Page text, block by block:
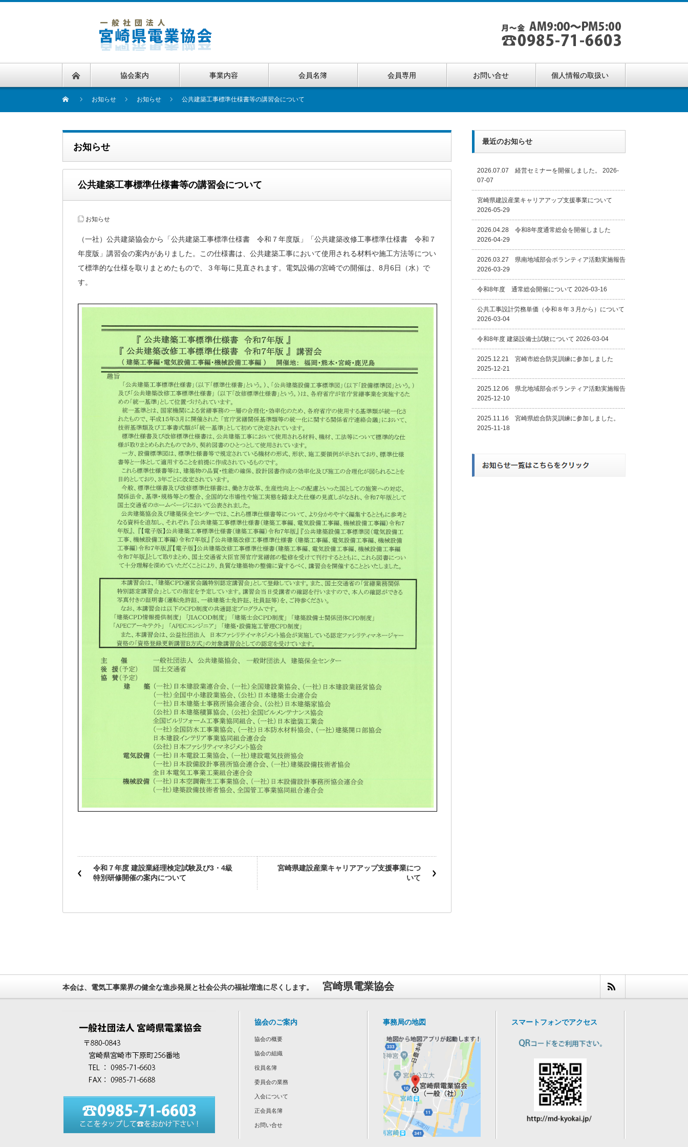
協会案内 事業内容 会員名簿 会員専用 お問い合せ 個人情報の取扱い
お知らせ お知らせ 公共建築工事標準仕様書等の講習会について
お知らせ
公共建築工事標準仕様書等の講習会について
お知らせ
（一社）公共建築協会から「公共建築工事標準仕様書 令和７年度版」「公共建築改修工事標準仕様書 令和７
年度版」講習会の案内がありました。この仕様書は、公共建築工事において使用される材料や施工方法等につい
て標準的な仕様を取りまとめたもので、３年毎に見直されます。電気設備の宮崎での開催は、8月6日（水）で
す。
令和７年度 建設業経理検定試験及び3・4級
特別研修開催の案内について
宮崎県建設産業キャリアアップ支援事業につ
いて
最近のお知らせ
2026.07.07 経営セミナーを開催しました。
2026-
07-07
宮崎県建設産業キャリアアップ支援事業について
2026-05-29
2026.04.28 令和8年度通常総会を開催しました
2026-04-29
2026.03.27 県南地域部会ボランティア活動実施報告
2026-03-29
令和8年度 通常総会開催について 2026-03-16
公共工事設計労務単価（令和８年３月から）について
2026-03-04
令和8年度 建築設備士試験について 2026-03-04
2025.12.21 宮崎市総合防災訓練に参加しました
2025-12-21
2025.12.06 県北地域部会ボランティア活動実施報告
2025-12-10
2025.11.16 宮崎県総合防災訓練に参加しました。
2025-11-18
本会は、電気工事業界の健全な進歩発展と社会公共の福祉増進に尽くします。 宮崎県電業協会
協会のご案内
協会の概要
協会の組織
役員名簿
委員会の業務
入会について
正会員名簿
お問い合せ
事務局の地図 スマートフォンでアクセス